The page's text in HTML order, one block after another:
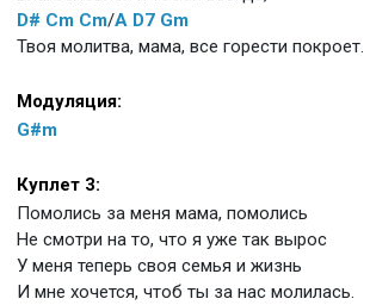
D# Cm Cm/A D7 Gm
Твоя молитва, мама, все горести покроет.
Модуляция:
G#m
Куплет 3:
Помолись за меня мама, помолись
Не смотри на то, что я уже так вырос
У меня теперь своя семья и жизнь
И мне хочется, чтоб ты за нас молилась.